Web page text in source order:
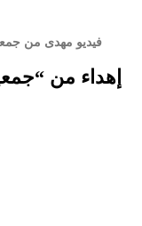
فيديو مهدى من
إهداء من